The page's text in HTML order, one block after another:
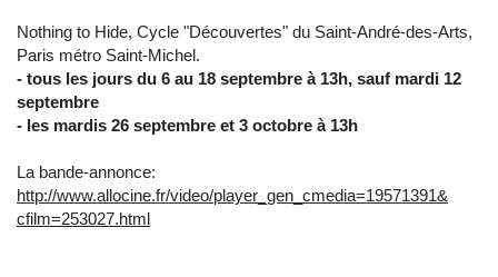
Nothing to Hide, Cycle "Découvertes" du Saint-André-des-Arts,
Paris métro Saint-Michel.
- tous les jours du 6 au 18 septembre à 13h, sauf mardi 12
septembre
- les mardis 26 septembre et 3 octobre à 13h
La bande-annonce:
http://www.allocine.fr/video/player_gen_cmedia=19571391&
cfilm=253027.html